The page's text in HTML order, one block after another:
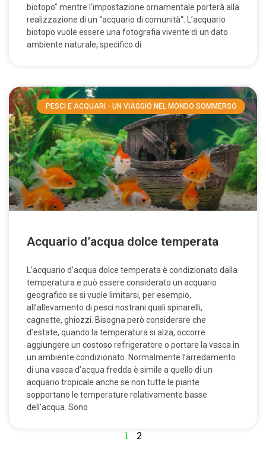
biotopo” mentre l’impostazione ornamentale porterà alla
realizzazione di un “acquario di comunità“. L’acquario
biotopo vuole essere una fotografia vivente di un dato
ambiente naturale, specifico di
PESCI E ACQUARI - UN VIAGGIO NEL MONDO SOMMERSO
Acquario d’acqua dolce temperata
L’acquario d’acqua dolce temperata è condizionato dalla
temperatura e può essere considerato un acquario
geografico se si vuole limitarsi, per esempio,
all’allevamento di pesci nostrani quali spinarelli,
cagnette, ghiozzi. Bisogna però considerare che
d’estate, quando la temperatura si alza, occorre
aggiungere un costoso refrigeratore o portare la vasca in
un ambiente condizionato. Normalmente l’arredamento
di una vasca d’acqua fredda è simile a quello di un
acquario tropicale anche se non tutte le piante
sopportano le temperature relativamente basse
dell’acqua. Sono
1 2